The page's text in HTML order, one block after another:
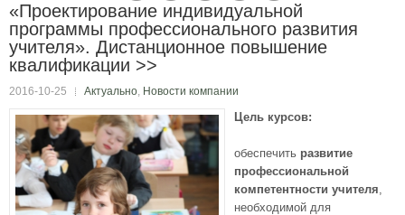
«Проектирование индивидуальной
программы профессионального развития
учителя». Дистанционное повышение
квалификации >>
2016-10-25 Актуально, Новости компании
Цель курсов:
обеспечить развитие
профессиональной
компетентности учителя,
необходимой для